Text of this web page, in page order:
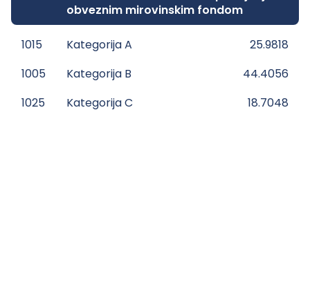
obveznim mirovinskim fondom
1015 Kategorija A
25.9818
1005
Kategorija B
44.4056
1025
Kategorija C 18.7048